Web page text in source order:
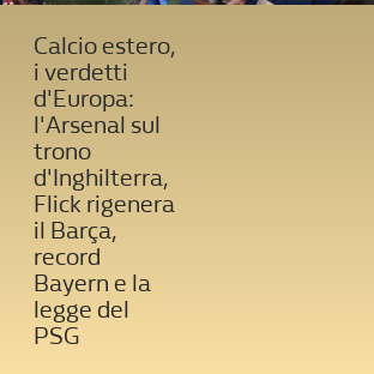
Calcio estero,
i verdetti
d'Europa:
l'Arsenal sul
trono
d'Inghilterra,
Flick rigenera
il Barça,
record
Bayern e la
legge del
PSG